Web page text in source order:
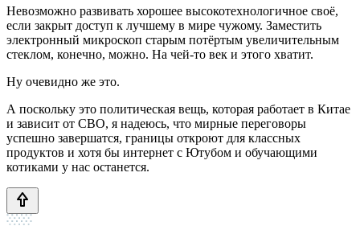
Невозможно развивать хорошее высокотехнологичное своё,
если закрыт доступ к лучшему в мире чужому. Заместить
электронный микроскоп старым потёртым увеличительным
стеклом, конечно, можно. На чей-то век и этого хватит.
Ну очевидно же это.
А поскольку это политическая вещь, которая работает в Китае
и зависит от СВО, я надеюсь, что мирные переговоры
успешно завершатся, границы откроют для классных
продуктов и хотя бы интернет с Ютубом и обучающими
котиками у нас останется.